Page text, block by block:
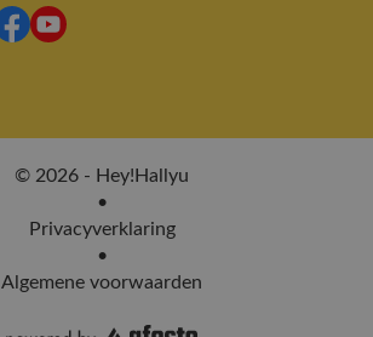
© 2026 - Hey!Hallyu
•
Privacyverklaring
•
Algemene voorwaarden